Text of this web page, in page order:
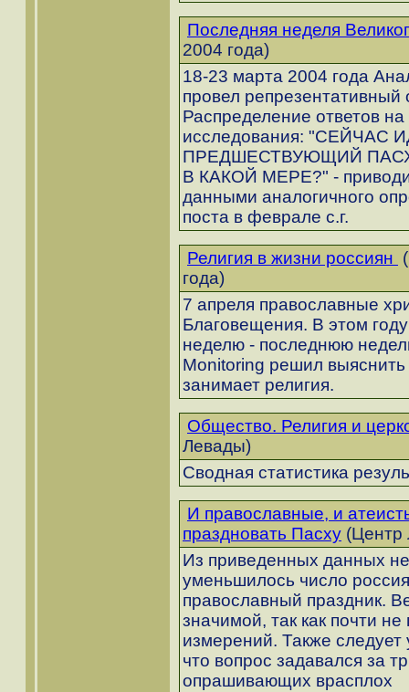
Последняя неделя
2004 года)
18-23 марта 2004 года
провел репрезентативный
Распределение ответов
исследования: "СЕЙЧАС
ПРЕДШЕСТВУЮЩИЙ
В КАКОЙ МЕРЕ?" -
данными аналогичного
поста в феврале с.г.
Религия в жизни россиян
года)
7 апреля православные
Благовещения. В этом
неделю - последнюю
Monitoring решил
занимает религия.
Общество. Религия и
Левады)
Сводная статистика
И православные, и
праздновать Пасху (Центр
Из приведенных данных
уменьшилось число
православный праздник.
значимой, так как почти
измерений. Также следует
что вопрос задавался за
опрашивающих врасплох